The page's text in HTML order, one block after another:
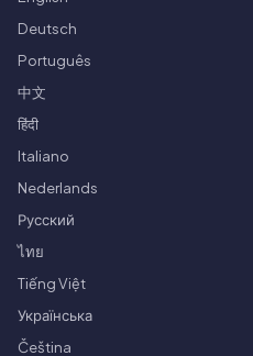
Deutsch
Português
中文
हिंदी
Italiano
Nederlands
Русский
ไทย
Tiếng Việt
Українська
Čeština